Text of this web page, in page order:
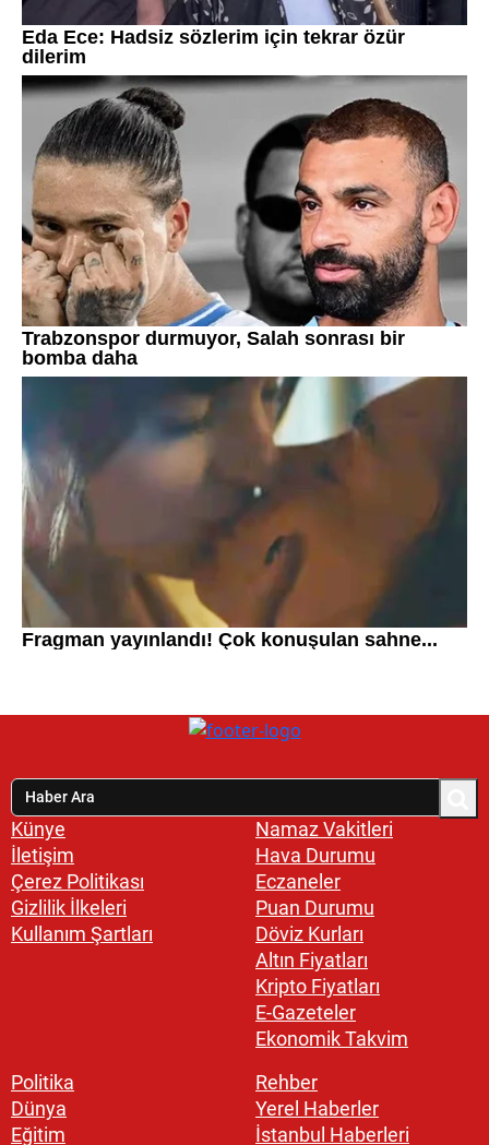
Künye
İletişim
Çerez Politikası
Gizlilik İlkeleri
Kullanım Şartları
Namaz Vakitleri
Hava Durumu
Eczaneler
Puan Durumu
Döviz Kurları
Altın Fiyatları
Kripto Fiyatları
E-Gazeteler
Ekonomik Takvim
Politika
Dünya
Eğitim
Rehber
Yerel Haberler
İstanbul Haberleri